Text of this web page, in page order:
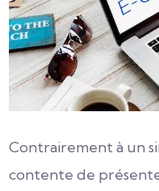
Contrairement à un
contente de